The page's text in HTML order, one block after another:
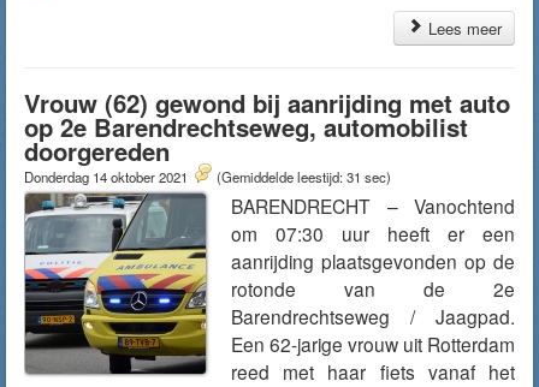
Lees meer
Vrouw (62) gewond bij aanrijding met auto
op 2e Barendrechtseweg, automobilist
doorgereden
Donderdag 14 oktober 2021 (Gemiddelde leestijd: 31 sec)
BARENDRECHT – Vanochtend
om 07:30 uur heeft er een
aanrijding plaatsgevonden op de
rotonde van de 2e
Barendrechtseweg / Jaagpad.
Een 62-jarige vrouw uit Rotterdam
reed met haar fiets vanaf het